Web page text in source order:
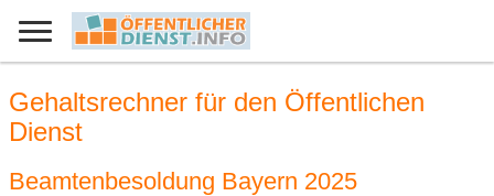
Gehaltsrechner für den Öffentlichen
Dienst
Beamtenbesoldung Bayern 2025